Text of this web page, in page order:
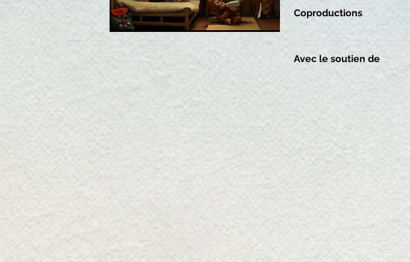
Coproductions
Avec le soutien de